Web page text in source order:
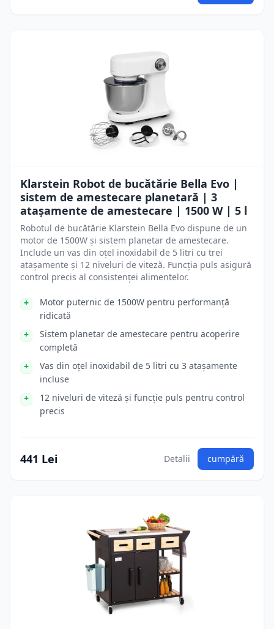
Klarstein Robot de bucătărie Bella Evo |
sistem de amestecare planetară | 3
atașamente de amestecare | 1500 W | 5 l
Robotul de bucătărie Klarstein Bella Evo dispune de un
motor de 1500W și sistem planetar de amestecare.
Include un vas din oțel inoxidabil de 5 litri cu trei
atașamente și 12 niveluri de viteză. Funcția puls asigură
control precis al consistenței alimentelor.
Motor puternic de 1500W pentru performanță
ridicată
Sistem planetar de amestecare pentru acoperire
completă
Vas din oțel inoxidabil de 5 litri cu 3 atașamente
incluse
12 niveluri de viteză și funcție puls pentru control
precis
441 Lei Detalii cumpără